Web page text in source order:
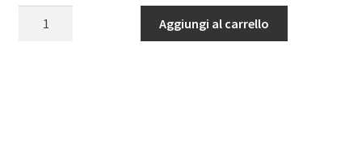
Aggiungi al carrello